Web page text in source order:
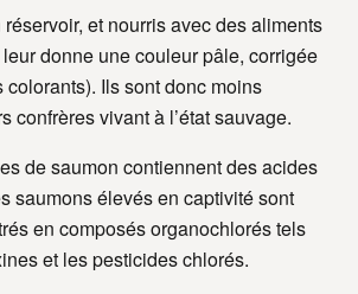
et nourris avec des aliments
donne une couleur pâle, corrigée
Ils sont donc moins
confrères vivant à l’état sauvage.
de saumon contiennent des acides
saumons élevés en captivité sont
en composés organochlorés tels
et les pesticides chlorés.